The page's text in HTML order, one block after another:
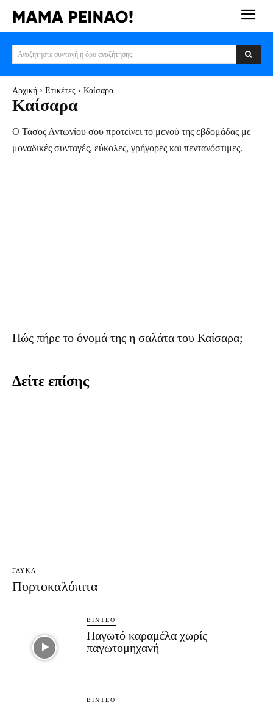
Αναζητήστε συνταγή ή όρο αναζήτησης
Αρχική Ετικέτες Καίσαρα
Καίσαρα
Ο Τάσος Αντωνίου σου προτείνει το μενού της εβδομάδας με
μοναδικές συνταγές, εύκολες, γρήγορες και πεντανόστιμες.
Πώς πήρε το όνομά της η σαλάτα του Καίσαρα;
Δείτε επίσης
ΓΛΥΚΆ
Πορτοκαλόπιτα
ΒΊΝΤΕΟ
Παγωτό καραμέλα χωρίς
παγωτομηχανή
ΒΊΝΤΕΟ